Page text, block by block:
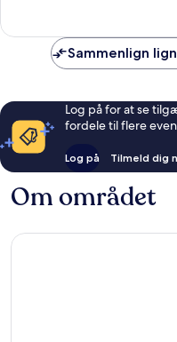
anmeldelser
Sammenlign
Log på for at se
fordele til flere
Log på Tilmeld dig
Om området